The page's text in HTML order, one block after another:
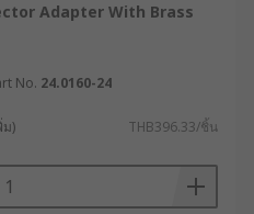
Adapter With Brass
No. 24.0160-24
ม) THB396.33/ชิ้น